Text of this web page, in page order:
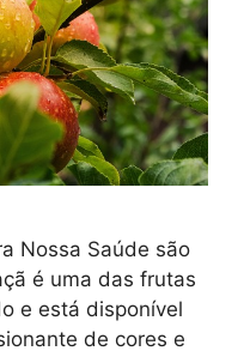
Nossa Saúde são
é uma das frutas
e está disponível
de cores e